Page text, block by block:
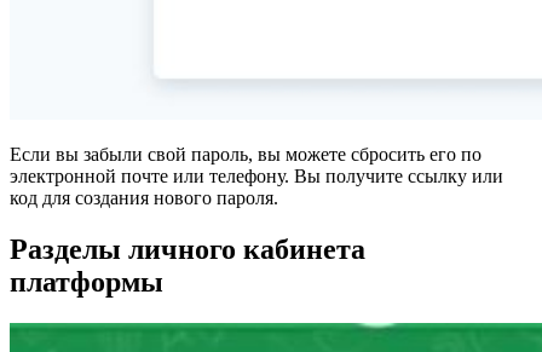
Если вы забыли свой пароль, вы можете сбросить его по
электронной почте или телефону. Вы получите ссылку или
код для создания нового пароля.
Разделы личного кабинета
платформы